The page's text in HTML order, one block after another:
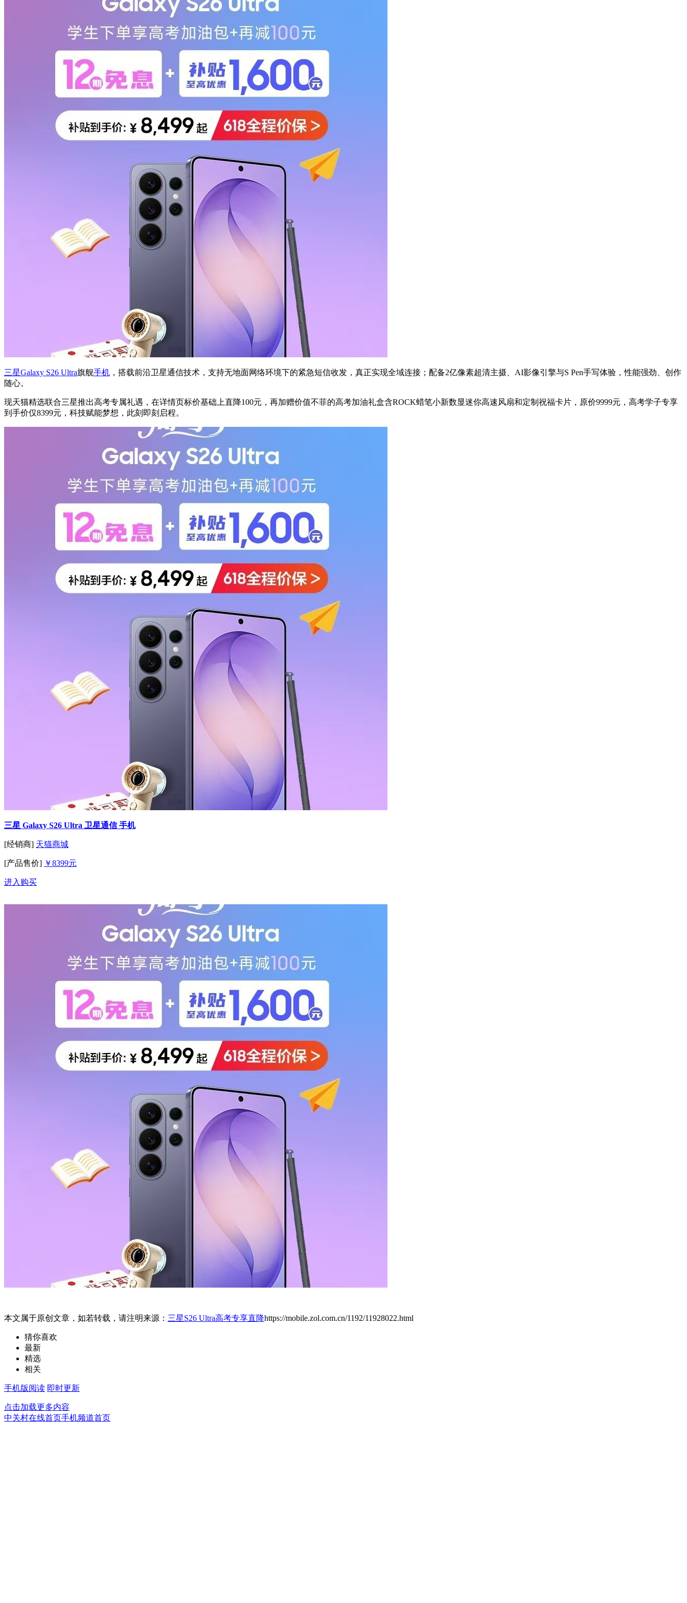
三星Galaxy S26 Ultra旗舰手机 ，搭载前沿卫星通信技术，支持无地面网络环境下的紧急短信收发，真正实现全域连接；配备2亿像素超清主摄、AI影像引擎与S Pen手写体验，性能强劲、创作
随心。
现天猫精选联合三星推出高考专属礼遇，在详情页标价基础上直降100元，再加赠价值不菲的高考加油礼盒含ROCK蜡笔小新数显迷你高速风扇和定制祝福卡片，原价9999元，高考学子专享
到手价仅8399元，科技赋能梦想，此刻即刻启程。
三星 Galaxy S26 Ultra 卫星通信 手机
[经销商] 天猫商城
[产品售价] ￥8399元
进入购买
本文属于原创文章，如若转载，请注明来源： 三星S26 Ultra高考专享直降https://mobile.zol.com.cn/1192/11928022.html
猜你喜欢
最新
精选
相关
手机版阅读 即时更新
点击加载更多内容
中关村在线首页手机频道首页